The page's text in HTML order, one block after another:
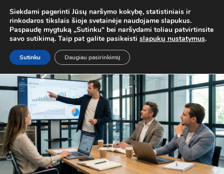
TEL. +37067579127 ARBA EL. P. MOKYMAI@BKA.LT
Siekdami pagerinti Jūsų naršymo kokybę, statistiniais ir
rinkodaros tikslais šioje svetainėje naudojame slapukus.
Paspaudę mygtuką „Sutinku“ bei naršydami toliau patvirtinsite
savo sutikimą. Taip pat galite pasikeisti slapukų nustatymus.
Sutinku Daugiau pasirinkimų